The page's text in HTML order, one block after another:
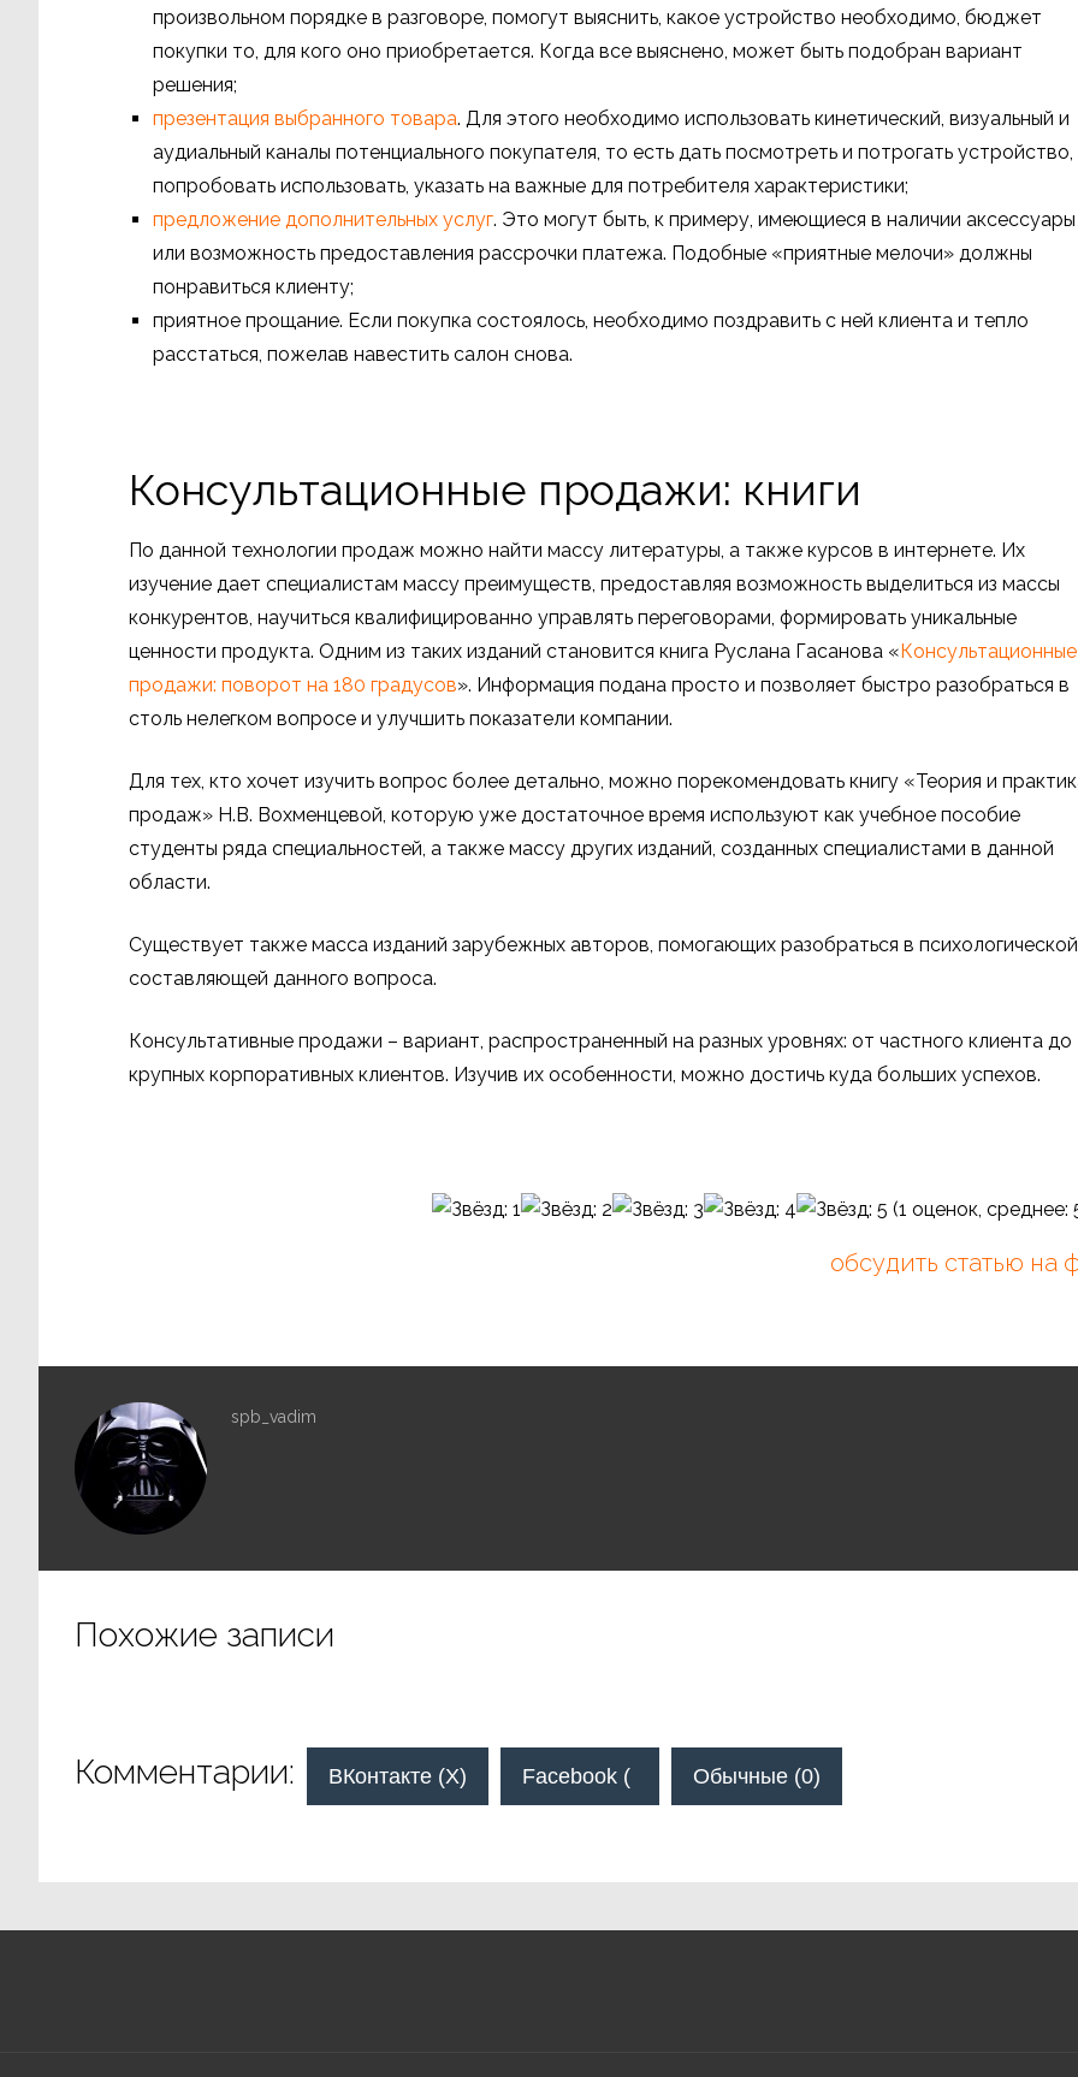
произвольном порядке в разговоре, помогут выяснить, какое устройство необходимо, бюджет
покупки то, для кого оно приобретается. Когда все выяснено, может быть подобран вариант
решения;
презентация выбранного товара. Для этого необходимо использовать кинетический, визуальный и
аудиальный каналы потенциального покупателя, то есть дать посмотреть и потрогать устройство,
попробовать использовать, указать на важные для потребителя характеристики;
предложение дополнительных услуг. Это могут быть, к примеру, имеющиеся в наличии аксессуары
или возможность предоставления рассрочки платежа. Подобные «приятные мелочи» должны
понравиться клиенту;
приятное прощание. Если покупка состоялось, необходимо поздравить с ней клиента и тепло
расстаться, пожелав навестить салон снова.
Консультационные продажи: книги
По данной технологии продаж можно найти массу литературы, а также курсов в интернете. Их
изучение дает специалистам массу преимуществ, предоставляя возможность выделиться из массы
конкурентов, научиться квалифицированно управлять переговорами, формировать уникальные
ценности продукта. Одним из таких изданий становится книга Руслана Гасанова «Консультационные
продажи: поворот на 180 градусов». Информация подана просто и позволяет быстро разобраться в
столь нелегком вопросе и улучшить показатели компании.
Для тех, кто хочет изучить вопрос более детально, можно порекомендовать книгу «Теория и
продаж» Н.В. Вохменцевой, которую уже достаточное время используют как учебное пособие
студенты ряда специальностей, а также массу других изданий, созданных специалистами в данной
области.
Существует также масса изданий зарубежных авторов, помогающих разобраться в психологической
составляющей данного вопроса.
Консультативные продажи – вариант, распространенный на разных уровнях: от частного клиента до
крупных корпоративных клиентов. Изучив их особенности, можно достичь куда больших успехов.
(1 оценок, среднее:
обсудить статью на
spb_vadim
Похожие записи
Комментарии: ВКонтакте (X) Facebook ( )
Обычные (0)